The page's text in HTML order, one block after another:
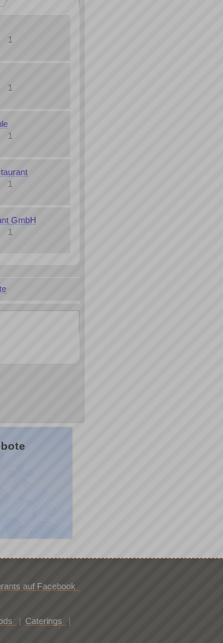
1
1
1
1
GmbH
1
auf Facebook
| Caterings
|